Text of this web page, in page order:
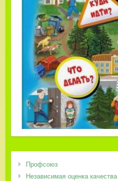
Профсоюз
Независимая оценка